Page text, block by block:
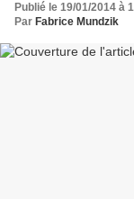
Publié le 19/01/2014 à
Par Fabrice Mundzik